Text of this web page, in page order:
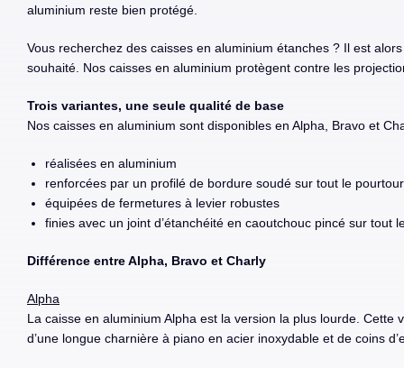
aluminium reste bien protégé.
Vous recherchez des caisses en aluminium étanches ? Il est
souhaité. Nos caisses en aluminium protègent contre les
Trois variantes, une seule qualité de base
Nos caisses en aluminium sont disponibles en Alpha, Bravo et
réalisées en aluminium
renforcées par un profilé de bordure soudé sur tout le pourtour
équipées de fermetures à levier robustes
finies avec un joint d’étanchéité en caoutchouc pincé sur tout
Différence entre Alpha, Bravo et Charly
Alpha
La caisse en aluminium Alpha est la version la plus lourde.
d’une longue charnière à piano en acier inoxydable et de coins